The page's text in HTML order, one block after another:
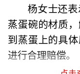
杨女士还
蒸蛋碗的材质
到蒸蛋上的具
进行合理赔偿。